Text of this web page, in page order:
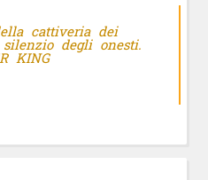
cattiveria dei
degli onesti.
KING